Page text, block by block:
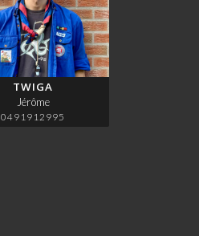
TWIGA
Jérôme
0491912995